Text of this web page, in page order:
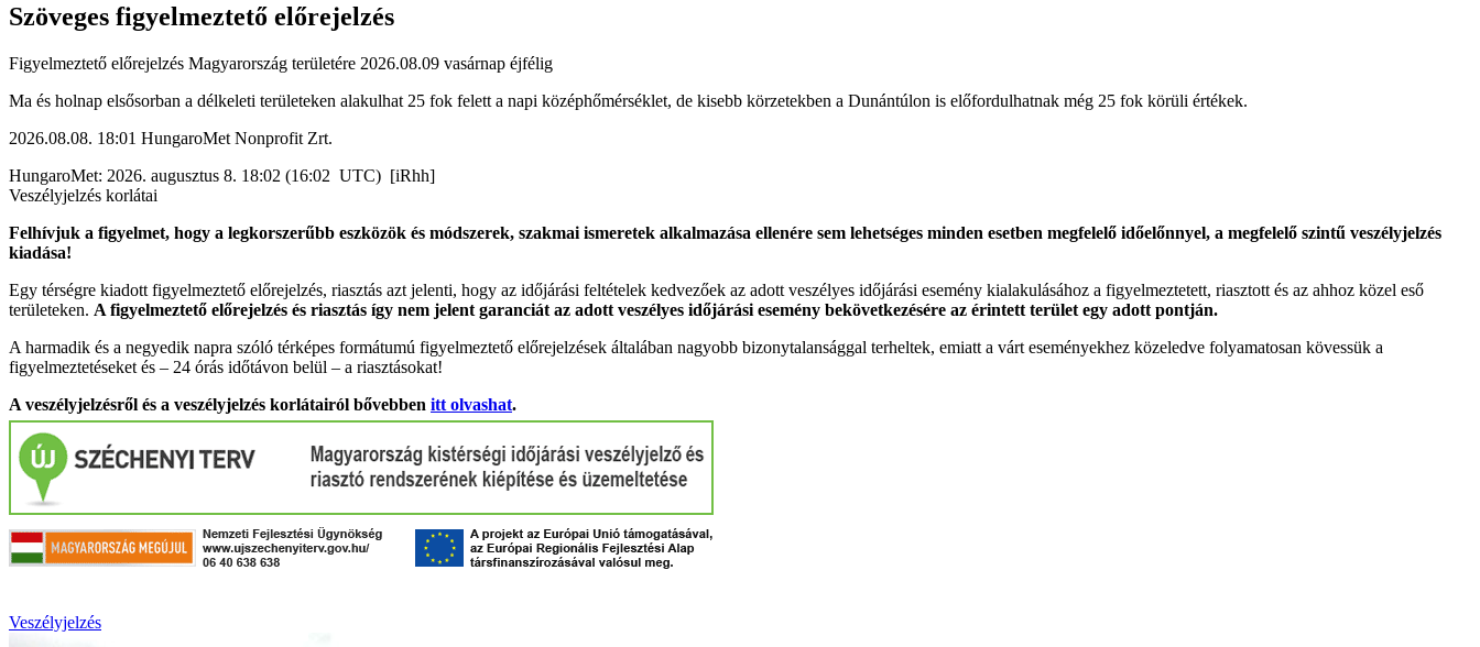
Szöveges figyelmeztető előrejelzés
Figyelmeztető előrejelzés Magyarország területére 2026.08.09 vasárnap éjfélig
Ma és holnap elsősorban a délkeleti területeken alakulhat 25 fok felett a napi középhőmérséklet, de kisebb körzetekben a Dunántúlon is előfordulhatnak még 25 fok körüli értékek.
2026.08.08. 18:01 HungaroMet Nonprofit Zrt.
HungaroMet: 2026. augusztus 8. 18:02 (16:02 UTC) [iRhh]
Veszélyjelzés korlátai
Felhívjuk a figyelmet, hogy a legkorszerűbb eszközök és módszerek, szakmai ismeretek alkalmazása ellenére sem lehetséges minden esetben megfelelő időelőnnyel, a megfelelő szintű veszélyjelzés
kiadása!
Egy térségre kiadott figyelmeztető előrejelzés, riasztás azt jelenti, hogy az időjárási feltételek kedvezőek az adott veszélyes időjárási esemény kialakulásához a figyelmeztetett, riasztott és az ahhoz közel eső
területeken. A figyelmeztető előrejelzés és riasztás így nem jelent garanciát az adott veszélyes időjárási esemény bekövetkezésére az érintett terület egy adott pontján.
A harmadik és a negyedik napra szóló térképes formátumú figyelmeztető előrejelzések általában nagyobb bizonytalansággal terheltek, emiatt a várt eseményekhez közeledve folyamatosan kövessük a
figyelmeztetéseket és – 24 órás időtávon belül – a riasztásokat!
A veszélyjelzésről és a veszélyjelzés korlátairól bővebben itt olvashat.
Veszélyjelzés